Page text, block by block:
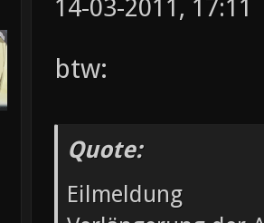
14-03-2011, 17:11
btw:
Quote:
Eilmeldung